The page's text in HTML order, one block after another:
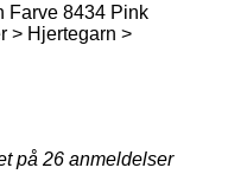
Farve 8434 Pink
> Hjertegarn >
på 26 anmeldelser